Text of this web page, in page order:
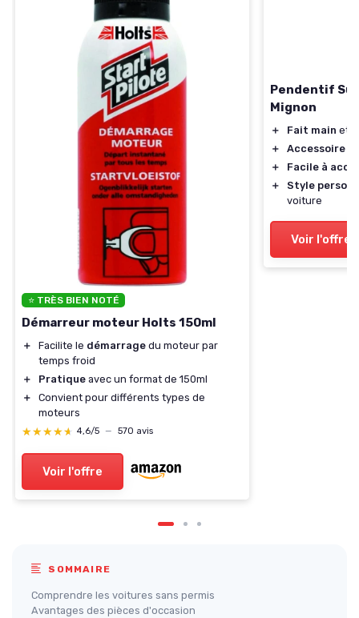
⭐ TRÈS BIEN NOTÉ
Démarreur moteur Holts 150ml
＋ Facilite le démarrage du moteur par
temps froid
＋
Pratique avec un format de 150ml
＋
Convient pour différents types de
moteurs
★★★★★
★★★★★ 4,6/5 — 570 avis
Voir l'offre
Pendentif
Mignon
＋ Fait main et
＋
Accessoire
＋
Facile à
＋
Style
voiture
Voir l'offre
SOMMAIRE
Comprendre les voitures sans permis
Avantages des pièces d'occasion